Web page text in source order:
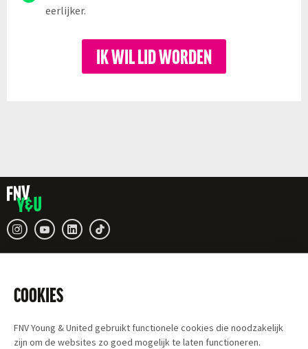
eerlijker.
IK WIL LID WORDEN
COOKIES
FNV Young & United gebruikt functionele cookies die noodzakelijk
zijn om de websites zo goed mogelijk te laten functioneren.